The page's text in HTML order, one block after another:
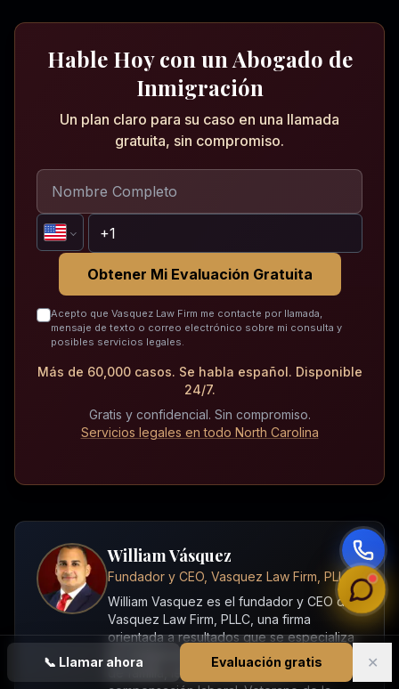
📞 Llamar ahora Evaluación gratis ✕
Hable Hoy con un Abogado de
Inmigración
Un plan claro para su caso en una llamada
gratuita, sin compromiso.
Obtener Mi Evaluación Gratuita
Acepto que Vasquez Law Firm me contacte por llamada,
mensaje de texto o correo electrónico sobre mi consulta y
posibles servicios legales.
Más de 60,000 casos. Se habla español. Disponible
24/7.
Gratis y confidencial. Sin compromiso.
Servicios legales en todo North Carolina
William Vásquez
Fundador y CEO, Vasquez Law Firm, PLLC
William Vasquez es el fundador y CEO de
Vasquez Law Firm, PLLC, una firma
orientada a resultados que se especializa
en inmigración, defensa criminal, derecho
de familia, lesiones personales y